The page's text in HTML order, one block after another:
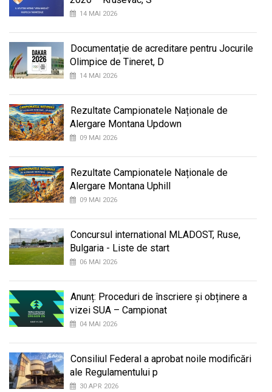
14 MAI 2026
Documentație de acreditare pentru Jocurile
Olimpice de Tineret, D
14 MAI 2026
Rezultate Campionatele Naționale de
Alergare Montana Updown
09 MAI 2026
Rezultate Campionatele Naționale de
Alergare Montana Uphill
09 MAI 2026
Concursul international MLADOST, Ruse,
Bulgaria - Liste de start
06 MAI 2026
Anunț: Proceduri de înscriere și obținere a
vizei SUA – Campionat
04 MAI 2026
Consiliul Federal a aprobat noile modificări
ale Regulamentului p
30 APR 2026